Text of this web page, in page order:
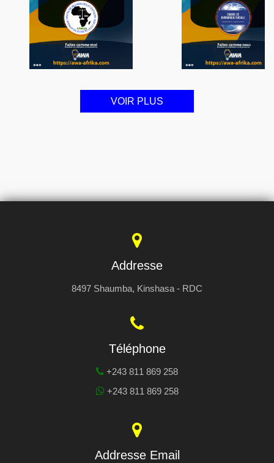
VOIR PLUS
Addresse
8497 Shaumba, Kinshasa - RDC
Téléphone
+243 811 869 258
+243 811 869 258
Addresse Email